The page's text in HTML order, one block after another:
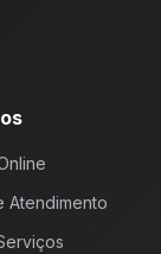
Atendimento